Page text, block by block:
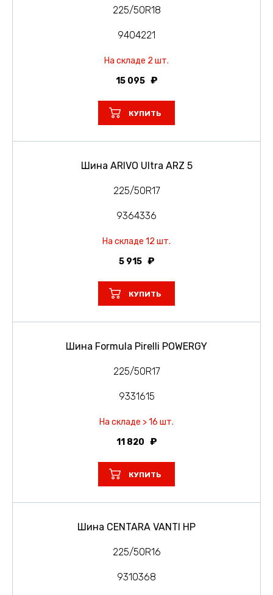
225/50R18
9404221
На складе 2 шт.
15 095
КУПИТЬ
Шина ARIVO Ultra ARZ 5
225/50R17
9364336
На складе 12 шт.
5 915
КУПИТЬ
Шина Formula Pirelli POWERGY
225/50R17
9331615
На складе > 16 шт.
11 820
КУПИТЬ
Шина CENTARA VANTI HP
225/50R16
9310368